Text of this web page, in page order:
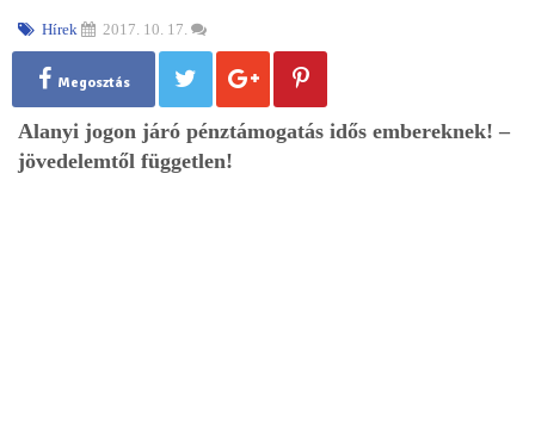
Hírek 2017. 10. 17.
Megosztás
Alanyi jogon járó pénztámogatás idős embereknek! –
jövedelemtől független!